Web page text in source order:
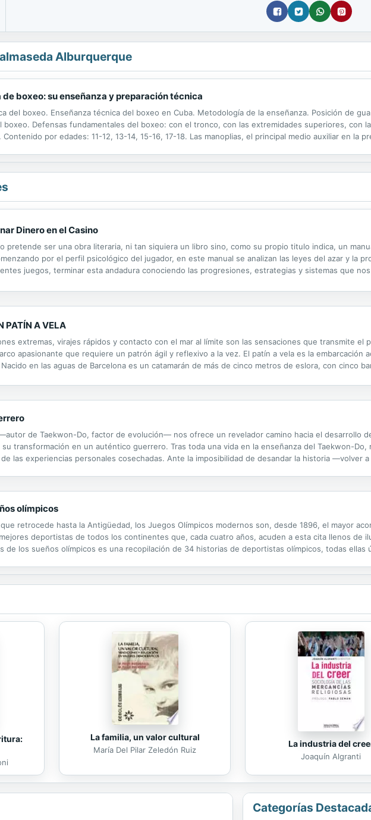
Alburquerque
de boxeo: su enseñanza y preparación técnica
del boxeo. Enseñanza técnica del boxeo en Cuba. Metodología de la enseñanza. Posición de
boxeo. Defensas fundamentales del boxeo: con el tronco, con las extremidades superiores, con
por edades: 11-12, 13-14, 15-16, 17-18. Las manoplias, el principal medio auxiliar en la
Dinero en el Casino
pretende ser una obra literaria, ni tan siquiera un libro sino, como su propio titulo indica, un
por el perfil psicológico del jugador, en este manual se analizan las leyes del azar y la
juegos, terminar esta andadura conociendo las progresiones, estrategias y sistemas que
PATÍN A VELA
extremas, virajes rápidos y contacto con el mar al límite son las sensaciones que transmite el
apasionante que requiere un patrón ágil y reflexivo a la vez. El patín a vela es la embarcación
en las aguas de Barcelona es un catamarán de más de cinco metros de eslora, con cinco
de Taekwon-Do, factor de evolución— nos ofrece un revelador camino hacia el desarrollo
transformación en un auténtico guerrero. Tras toda una vida en la enseñanza del Taekwon-
las experiencias personales cosechadas. Ante la imposibilidad de desandar la historia —volver
olímpicos
retrocede hasta la Antigüedad, los Juegos Olímpicos modernos son, desde 1896, el mayor
deportistas de todos los continentes que, cada cuatro años, acuden a esta cita llenos de
de los sueños olímpicos es una recopilación de 34 historias de deportistas olímpicos, todas ellas
La familia, un valor cultural
María Del Pilar Zeledón Ruiz
La industria del
Joaquín Algranti
Categorías